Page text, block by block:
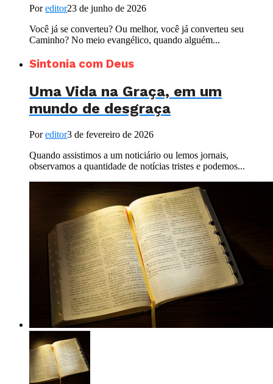
Poreditor23 de junho de 2026
Você já se converteu? Ou melhor, você já converteu seu
Caminho? No meio evangélico, quando alguém...
Sintonia com Deus
Uma Vida na Graça, em um
mundo de desgraça
Poreditor3 de fevereiro de 2026
Quando assistimos a um noticiário ou lemos jornais,
observamos a quantidade de notícias tristes e podemos...